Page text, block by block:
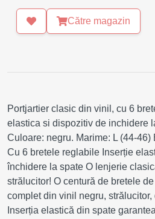
Către magazin
Portjartier clasic din vinil, cu 6
elastica si dispozitiv de inchidere
Culoare: negru. Marime: L (44-46)
Cu 6 bretele reglabile Inserție
închidere la spate O lenjerie
strălucitor! O centură de bretele
complet din vinil negru,
Inserția elastică din spate